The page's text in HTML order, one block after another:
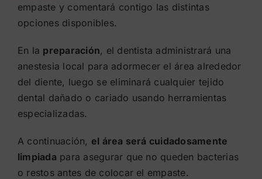
empaste y comentará contigo las distintas
opciones disponibles.
En la preparación, el dentista administrará una
anestesia local para adormecer el área alrededor
del diente, luego se eliminará cualquier tejido
dental dañado o cariado usando herramientas
especializadas.
A continuación, el área será cuidadosamente
limpiada para asegurar que no queden bacterias
o restos antes de colocar el empaste.